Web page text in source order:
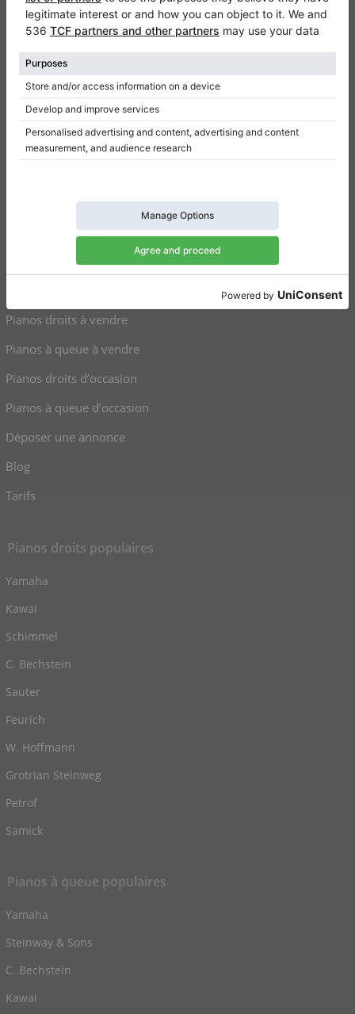
Klaviano
FAQ
Contact
Qui sommes-nous
Donner un avis
Politique de confidentialité
Paramètres de consentement
Pianos droits à vendre
Pianos à queue à vendre
Pianos droits d’occasion
Pianos à queue d’occasion
Déposer une annonce
Blog
Tarifs
Pianos droits populaires
Yamaha
Kawai
Schimmel
C. Bechstein
Sauter
Feurich
W. Hoffmann
Grotrian Steinweg
Petrof
Samick
Pianos à queue populaires
Yamaha
Steinway & Sons
C. Bechstein
Kawai